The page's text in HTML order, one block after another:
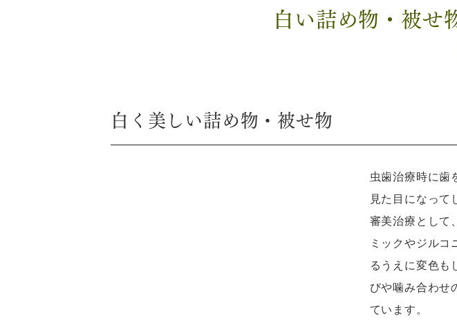
白い詰め物・被せ
白く美しい詰め物・被せ物
虫歯治療時に歯
見た目になって
審美治療として
ミックやジルコ
るうえに変色も
びや噛み合わせ
ています。